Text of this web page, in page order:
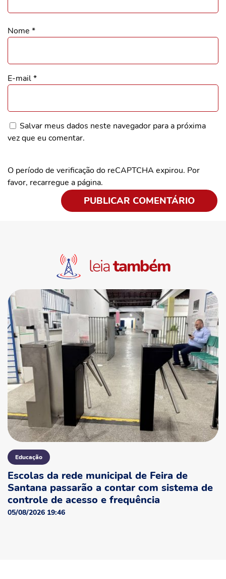
Nome *
E-mail*
Salvar meus dados neste navegador para a próxima
vez que eu comentar.
O período de verificação do reCAPTCHA expirou. Por
favor, recarregue a página.
leiatambém
Educação
Escolas da rede municipal de Feira de
Santana passarão a contar com sistema de
controle de acesso e frequência
05/08/2026 19:46